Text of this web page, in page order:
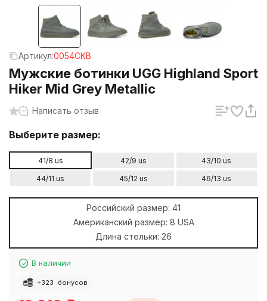
Артикул:0054CKB
Мужские ботинки UGG Highland Sport
Hiker Mid Grey Metallic
Написать отзыв
Выберите размер:
41/8 us 42/9 us
43/10 us
44/11 us
45/12 us 46/13 us
Российский размер: 41
Американский размер: 8 USA
Длина стельки: 26
В наличии
+323 бонусов